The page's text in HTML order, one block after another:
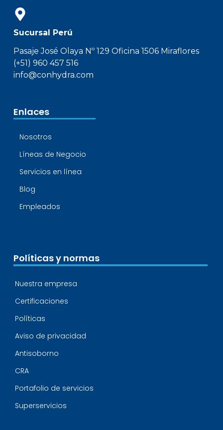
Sucursal Perú
Pasaje José Olaya Nº 129 Oficina 1506 Miraflores
(+51) 960 457 516
info@conhydra.com
Enlaces
Nosotros
Líneas de Negocio
Servicios en línea
Blog
Empleados
Políticas y normas
Nuestra empresa
Certificaciones
Políticas
Aviso de privacidad
Antisoborno
CRA
Portafolio de servicios
Superservicios